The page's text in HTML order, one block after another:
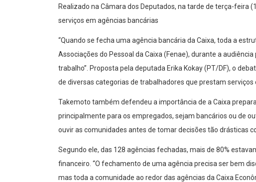
Realizado na Câmara dos Deputados, na tarde de terça-feira
serviços em agências bancárias
“Quando se fecha uma agência bancária da Caixa, toda a
Associações do Pessoal da Caixa (Fenae), durante a
trabalho”. Proposta pela deputada Erika Kokay (PT/DF), o
de diversas categorias de trabalhadores que prestam serviços
Takemoto também defendeu a importância de a Caixa
principalmente para os empregados, sejam bancários ou de
ouvir as comunidades antes de tomar decisões tão drásticas
Segundo ele, das 128 agências fechadas, mais de 80%
financeiro. “O fechamento de uma agência precisa ser bem
mas toda a comunidade ao redor das agências da Caixa